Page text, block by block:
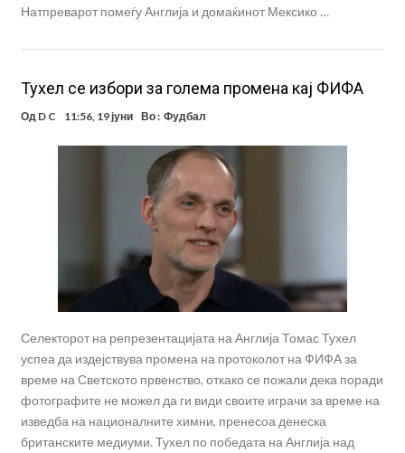
Натпреварот помеѓу Англија и домаќинот Мексико …
Тухел се избори за голема промена кај ФИФА
Од D C 11:56, 19 јуни Во : Фудбал
Селекторот на репрезентацијата на Англија Томас Тухел
успеа да издејствува промена на протоколот на ФИФА за
време на Светското првенство, откако се пожали дека поради
фотографите не можел да ги види своите играчи за време на
изведба на националните химни, пренесоа денеска
британските медиуми. Тухел по победата на Англија над